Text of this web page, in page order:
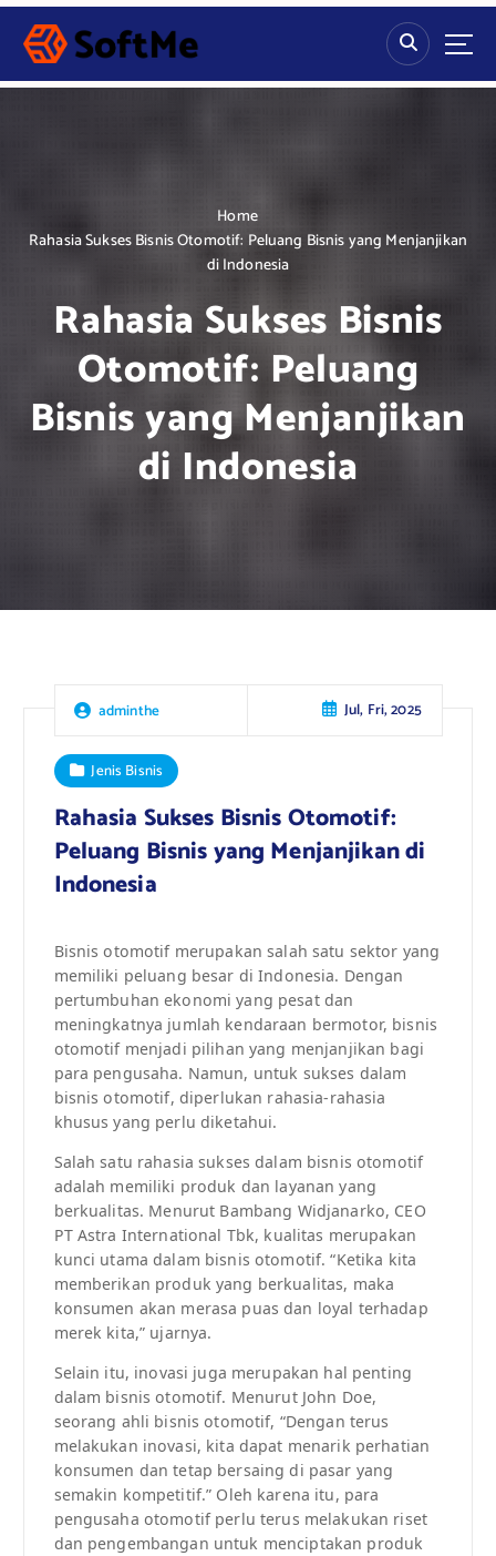
S
p
Home
Rahasia Sukses Bisnis Otomotif: Peluang Bisnis yang Menjanjikan
di Indonesia
Rahasia Sukses Bisnis
Otomotif: Peluang
Bisnis yang Menjanjikan
di Indonesia
adminthe Jul, Fri, 2025
Jenis Bisnis
Rahasia Sukses Bisnis Otomotif:
Peluang Bisnis yang Menjanjikan di
Indonesia
Bisnis otomotif merupakan salah satu sektor yang
memiliki peluang besar di Indonesia. Dengan
pertumbuhan ekonomi yang pesat dan
meningkatnya jumlah kendaraan bermotor, bisnis
otomotif menjadi pilihan yang menjanjikan bagi
para pengusaha. Namun, untuk sukses dalam
bisnis otomotif, diperlukan rahasia-rahasia
khusus yang perlu diketahui.
Salah satu rahasia sukses dalam bisnis otomotif
adalah memiliki produk dan layanan yang
berkualitas. Menurut Bambang Widjanarko, CEO
PT Astra International Tbk, kualitas merupakan
kunci utama dalam bisnis otomotif. “Ketika kita
memberikan produk yang berkualitas, maka
konsumen akan merasa puas dan loyal terhadap
merek kita,” ujarnya.
Selain itu, inovasi juga merupakan hal penting
dalam bisnis otomotif. Menurut John Doe,
seorang ahli bisnis otomotif, “Dengan terus
melakukan inovasi, kita dapat menarik perhatian
konsumen dan tetap bersaing di pasar yang
semakin kompetitif.” Oleh karena itu, para
pengusaha otomotif perlu terus melakukan riset
dan pengembangan untuk menciptakan produk